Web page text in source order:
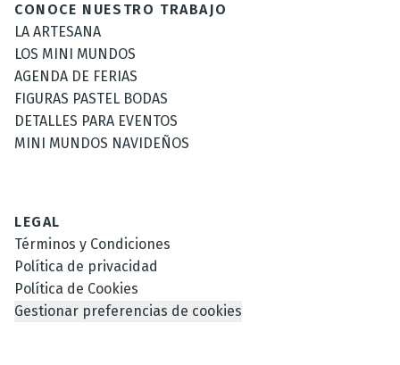
CONOCE NUESTRO TRABAJO
LA ARTESANA
LOS MINI MUNDOS
AGENDA DE FERIAS
FIGURAS PASTEL BODAS
DETALLES PARA EVENTOS
MINI MUNDOS NAVIDEÑOS
LEGAL
Términos y Condiciones
Política de privacidad
Política de Cookies
Gestionar preferencias de cookies